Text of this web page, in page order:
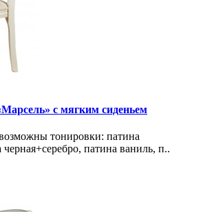
с мягким сиденьем
тонировки: патина
черная+серебро, патина ваниль, п..